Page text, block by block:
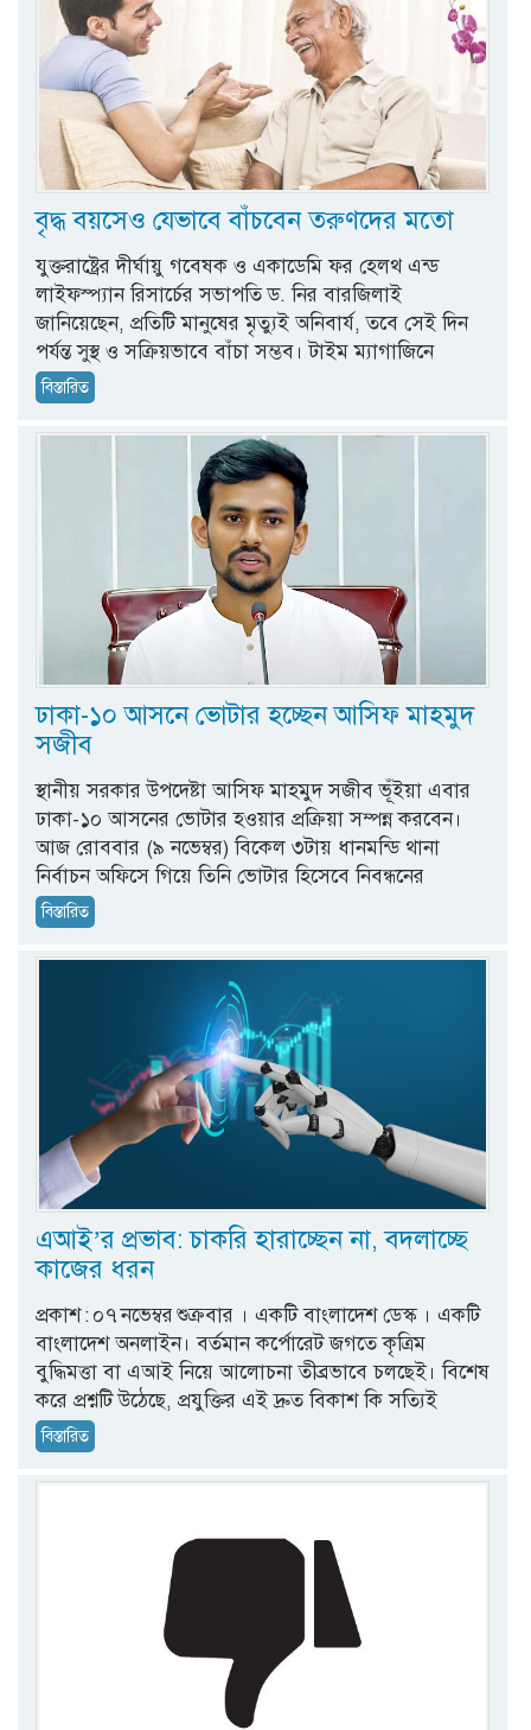
বৃদ্ধ বয়সেও যেভাবে বাঁচবেন তরুণদের মতো
যুক্তরাষ্ট্রের দীর্ঘায়ু গবেষক ও একাডেমি ফর হেলথ এন্ড
লাইফস্প্যান রিসার্চের সভাপতি ড. নির বারজিলাই
জানিয়েছেন, প্রতিটি মানুষের মৃত্যুই অনিবার্য, তবে সেই দিন
পর্যন্ত সুস্থ ও সক্রিয়ভাবে বাঁচা সম্ভব। টাইম ম্যাগাজিনে
বিস্তারিত
ঢাকা-১০ আসনে ভোটার হচ্ছেন আসিফ মাহমুদ
সজীব
স্থানীয় সরকার উপদেষ্টা আসিফ মাহমুদ সজীব ভূঁইয়া এবার
ঢাকা-১০ আসনের ভোটার হওয়ার প্রক্রিয়া সম্পন্ন করবেন।
আজ রোববার (৯ নভেম্বর) বিকেল ৩টায় ধানমন্ডি থানা
নির্বাচন অফিসে গিয়ে তিনি ভোটার হিসেবে নিবন্ধনের
বিস্তারিত
এআই’র প্রভাব: চাকরি হারাচ্ছেন না, বদলাচ্ছে
কাজের ধরন
প্রকাশ : ০৭ নভেম্বর শুক্রবার । একটি বাংলাদেশ ডেস্ক । একটি
বাংলাদেশ অনলাইন। বর্তমান কর্পোরেট জগতে কৃত্রিম
বুদ্ধিমত্তা বা এআই নিয়ে আলোচনা তীব্রভাবে চলছেই। বিশেষ
করে প্রশ্নটি উঠেছে, প্রযুক্তির এই দ্রুত বিকাশ কি সত্যিই
বিস্তারিত